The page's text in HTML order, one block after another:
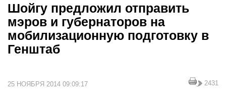
Шойгу предложил отправить
мэров и губернаторов на
мобилизационную подготовку в
Генштаб
25 НОЯБРЯ 2014 09:09:17 2431